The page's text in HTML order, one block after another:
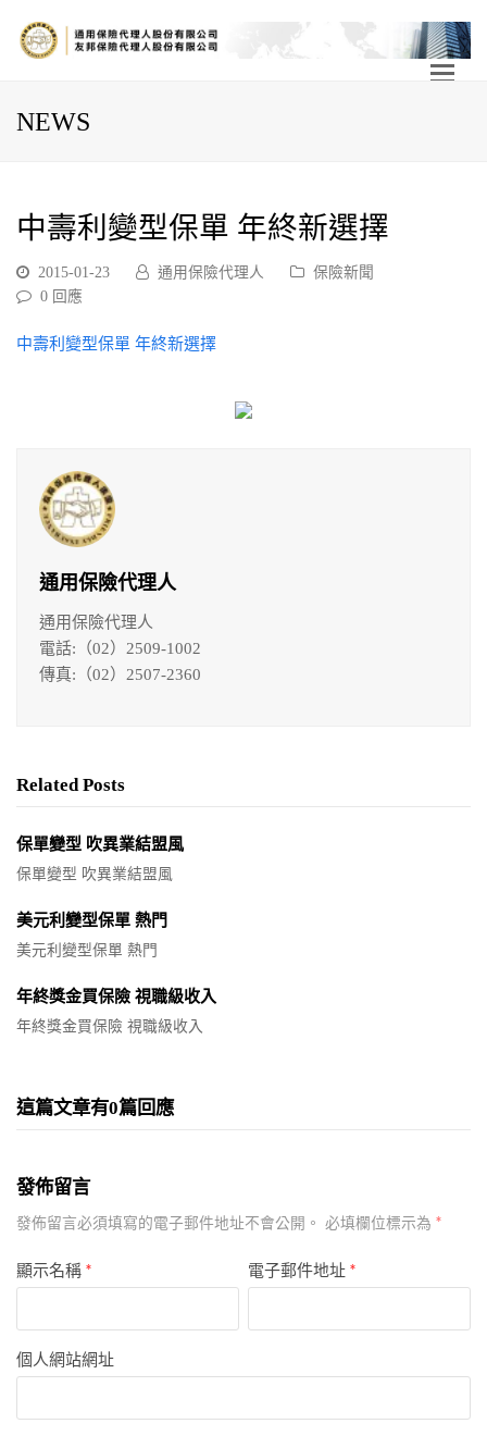
NEWS
中壽利變型保單 年終新選擇
2015-01-23 通用保險代理人
保險新聞
0 回應
中壽利變型保單 年終新選擇
通用保險代理人
通用保險代理人
電話:（02）2509-1002
傳真:（02）2507-2360
Related Posts
保單變型 吹異業結盟風
保單變型 吹異業結盟風
美元利變型保單 熱門
美元利變型保單 熱門
年終獎金買保險 視職級收入
年終獎金買保險 視職級收入
這篇文章有0篇回應
發佈留言
發佈留言必須填寫的電子郵件地址不會公開。 必填欄位標示為 *
顯示名稱 * 電子郵件地址*
個人網站網址